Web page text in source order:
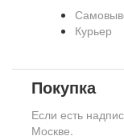
Курьер
Покупка
Если есть
Москве.